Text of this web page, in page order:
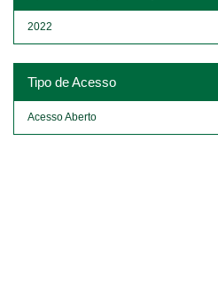
2022
Tipo de Acesso
Acesso Aberto